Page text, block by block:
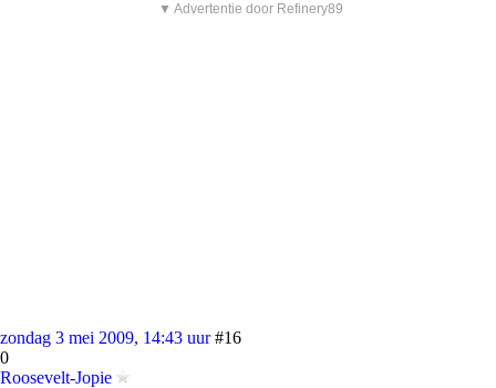
▼ Advertentie door Refinery89
zondag 3 mei 2009, 14:43 uur #16
0
Roosevelt-Jopie